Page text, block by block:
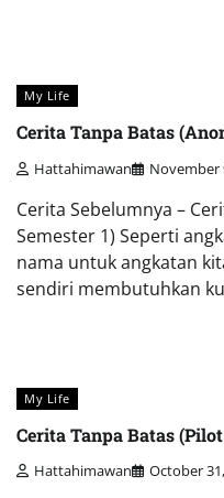
My Life
Cerita Tanpa Batas
Hattahimawan November
Cerita Sebelumnya –
Semester 1) Seperti
nama untuk angkatan
sendiri membutuhkan
My Life
Cerita Tanpa Batas
Hattahimawan October